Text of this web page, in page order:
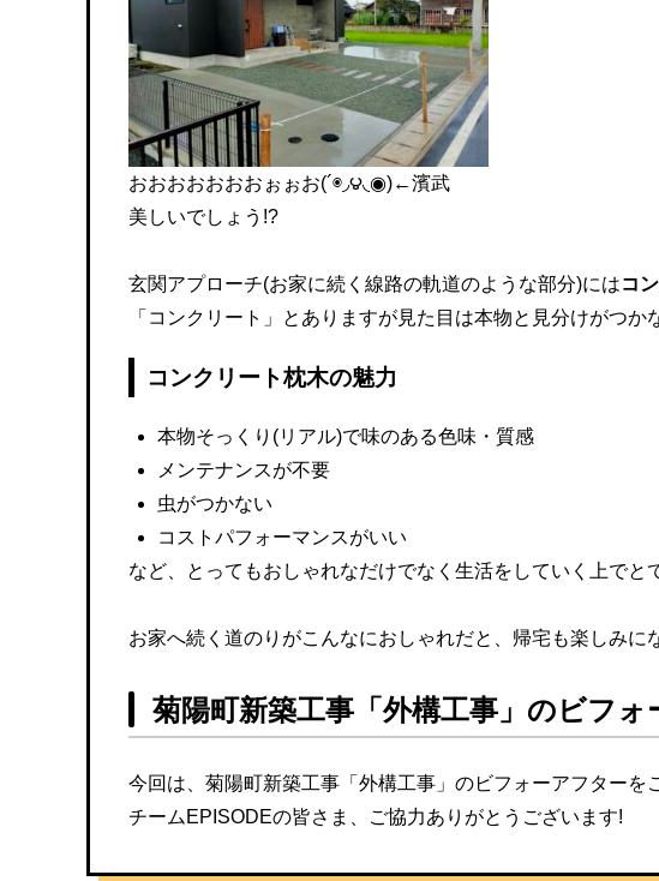
おおおおおおおぉぉお(´◉◞౪◟◉)←濱武
美しいでしょう!?
玄関アプローチ(お家に続く線路の軌道のような部分)にはコ
「コンクリート」とありますが見た目は本物と見分けがつか
コンクリート枕木の魅力
本物そっくり(リアル)で味のある色味・質感
メンテナンスが不要
虫がつかない
コストパフォーマンスがいい
など、とってもおしゃれなだけでなく生活をしていく上でと
お家へ続く道のりがこんなにおしゃれだと、帰宅も楽しみに
菊陽町新築工事「外構工事」のビフ
今回は、菊陽町新築工事「外構工事」のビフォーアフターを
チームEPISODEの皆さま、ご協力ありがとうございます!